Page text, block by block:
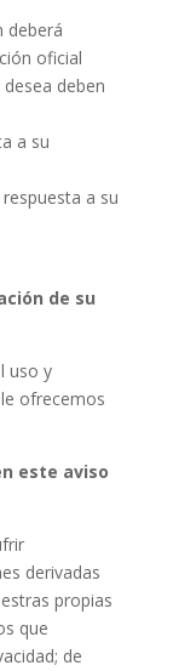
deberá
oficial
deben
a su
a su
de su
uso y
ofrecemos
este aviso
derivadas
propias
que
de